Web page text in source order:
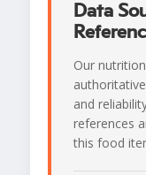
Data
Our
and
references
this food